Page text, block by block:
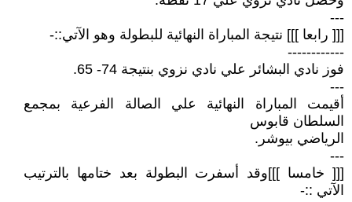
---
[[[ رابعا ]]] نتيجة المباراة النهائية للبطولة وهو الآتي::-
------------
فوز نادي البشائر علي نادي نزوي بنتيجة 74- 65.
---
أقيمت المباراة النهائية علي الصالة الفرعية بمجمع
السلطان قابوس
الرياضي بيوشر.
---
[[[ خامسا ]]]وقد أسفرت البطولة بعد ختامها بالترتيب
الآتي ::-